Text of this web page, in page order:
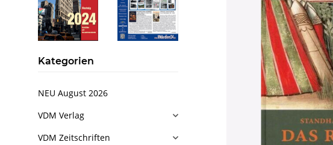
Kategorien
NEU August 2026
VDM Verlag
VDM Zeitschriften